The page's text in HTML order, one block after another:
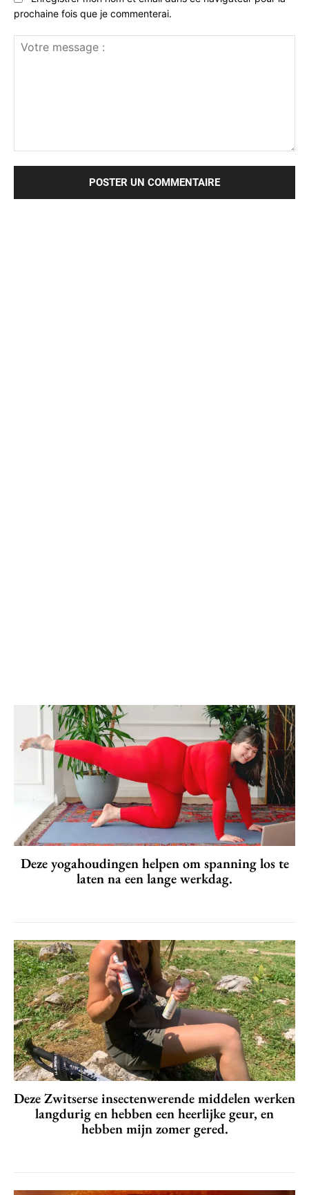
prochaine fois que je commenterai.
Deze yogahoudingen helpen om spanning los te
laten na een lange werkdag.
Deze Zwitserse insectenwerende middelen werken
langdurig en hebben een heerlijke geur, en
hebben mijn zomer gered.